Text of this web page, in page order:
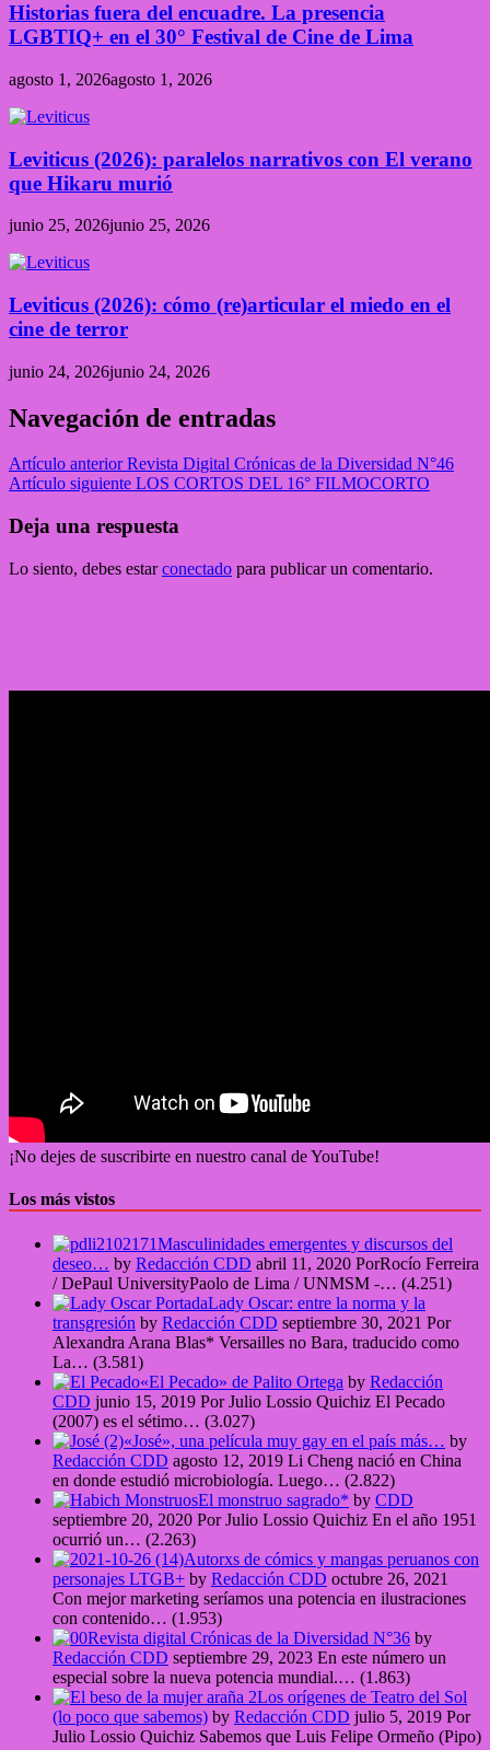
Historias fuera del encuadre. La presencia
LGBTIQ+ en el 30° Festival de Cine de Lima
agosto 1, 2026agosto 1, 2026
Leviticus (2026): paralelos narrativos con El verano
que Hikaru murió
junio 25, 2026junio 25, 2026
Leviticus (2026): cómo (re)articular el miedo en el
cine de terror
junio 24, 2026junio 24, 2026
Navegación de entradas
Artículo anterior Revista Digital Crónicas de la Diversidad N°46
Artículo siguiente LOS CORTOS DEL 16° FILMOCORTO
Deja una respuesta
Lo siento, debes estarconectado para publicar un comentario.
¡No dejes de suscribirte en nuestro canal de YouTube!
Los más vistos
Masculinidades emergentes y discursos del
deseo… by Redacción CDD abril 11, 2020 PorRocío Ferreira
/ DePaul UniversityPaolo de Lima / UNMSM -… (4.251)
Lady Oscar: entre la norma y la
transgresión by Redacción CDD septiembre 30, 2021 Por
Alexandra Arana Blas* Versailles no Bara, traducido como
La… (3.581)
«El Pecado» de Palito Ortega by Redacción
CDD junio 15, 2019 Por Julio Lossio Quichiz El Pecado
(2007) es el sétimo… (3.027)
«José», una película muy gay en el país más… by
Redacción CDD agosto 12, 2019 Li Cheng nació en China
en donde estudió microbiología. Luego… (2.822)
El monstruo sagrado* by CDD
septiembre 20, 2020 Por Julio Lossio Quichiz En el año 1951
ocurrió un… (2.263)
Autorxs de cómics y mangas peruanos con
personajes LTGB+ by Redacción CDD octubre 26, 2021
Con mejor marketing seríamos una potencia en ilustraciones
con contenido… (1.953)
Revista digital Crónicas de la Diversidad N°36 by
Redacción CDD septiembre 29, 2023 En este número un
especial sobre la nueva potencia mundial.… (1.863)
Los orígenes de Teatro del Sol
(lo poco que sabemos) by Redacción CDD julio 5, 2019 Por
Julio Lossio Quichiz Sabemos que Luis Felipe Ormeño (Pipo)